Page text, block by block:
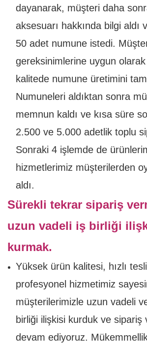
dayanarak, müşteri daha
aksesuarı hakkında bilgi aldı
50 adet numune istedi.
gereksinimlerine uygun
kalitede numune üretimini
Numuneleri aldıktan sonra
memnun kaldı ve kısa süre
2.500 ve 5.000 adetlik toplu
Sonraki 4 işlemde de
hizmetlerimiz müşterilerden
aldı.
Sürekli tekrar sipariş
uzun vadeli iş birliği
kurmak.
Yüksek ürün kalitesi, hızlı
profesyonel hizmetimiz
müşterilerimizle uzun vadeli
birliği ilişkisi kurduk ve sipariş
devam ediyoruz. Mükemmellik